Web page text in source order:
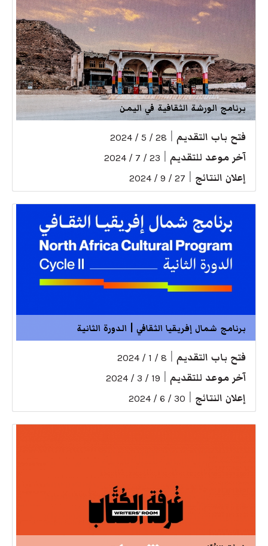
برنامج الورشة الثقافية في اليمن
فتح باب التقديم 28 / 5 / 2024
آخر موعد للتقديم 23 / 7 / 2024
إعلان النتائج 27 / 9 / 2024
برنامج شمال إفريقيا الثقافي | الدورة الثانية
فتح باب التقديم 8 / 1 / 2024
آخر موعد للتقديم 19 / 3 / 2024
إعلان النتائج 30 / 6 / 2024